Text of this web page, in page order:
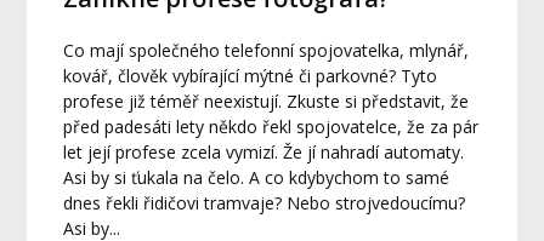
Co mají společného telefonní spojovatelka, mlynář,
kovář, člověk vybírající mýtné či parkovné? Tyto
profese již téměř neexistují. Zkuste si představit, že
před padesáti lety někdo řekl spojovatelce, že za pár
let její profese zcela vymizí. Že jí nahradí automaty.
Asi by si ťukala na čelo. A co kdybychom to samé
dnes řekli řidičovi tramvaje? Nebo strojvedoucímu?
Asi by...